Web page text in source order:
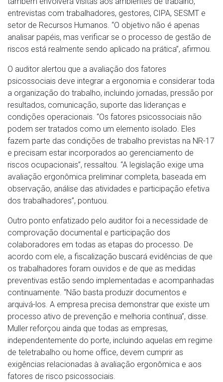
entrevistas com trabalhadores, gestores, CIPA, SESMT e
setor de Recursos Humanos. “O objetivo não é apenas
analisar papéis, mas verificar se o processo de gestão de
riscos está realmente sendo aplicado na prática”, afirmou.
O auditor alertou que a avaliação dos fatores
psicossociais deve integrar a ergonomia e considerar toda
a organização do trabalho, incluindo jornadas, pressão por
resultados, comunicação, suporte das lideranças e
condições operacionais. “Os fatores psicossociais não
podem ser tratados como um elemento isolado. Eles
fazem parte das condições de trabalho previstas na NR-17
e precisam estar incorporados ao gerenciamento de
riscos ocupacionais”, ressaltou. “A legislação exige uma
avaliação ergonômica preliminar completa, baseada em
observação, análise das atividades e participação efetiva
dos trabalhadores”, pontuou.
Outro ponto enfatizado pelo auditor foi a necessidade de
comprovação documental e participação dos
colaboradores em todas as etapas do processo. De
acordo com ele, a fiscalização buscará evidências de que
os trabalhadores foram ouvidos e de que as medidas
preventivas estão sendo implementadas e acompanhadas
continuamente. “Não basta produzir documentos e
arquivá-los. A empresa precisa demonstrar que existe um
processo ativo de prevenção e melhoria contínua”, disse.
Muller reforçou ainda que todas as empresas,
independentemente do porte, incluindo aquelas em regime
de teletrabalho ou home office, devem cumprir as
exigências relacionadas à avaliação ergonômica e aos
fatores de risco psicossociais.